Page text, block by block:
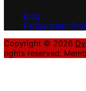
Blog
Pengalaman
Copyright © 2026
rights reserved.